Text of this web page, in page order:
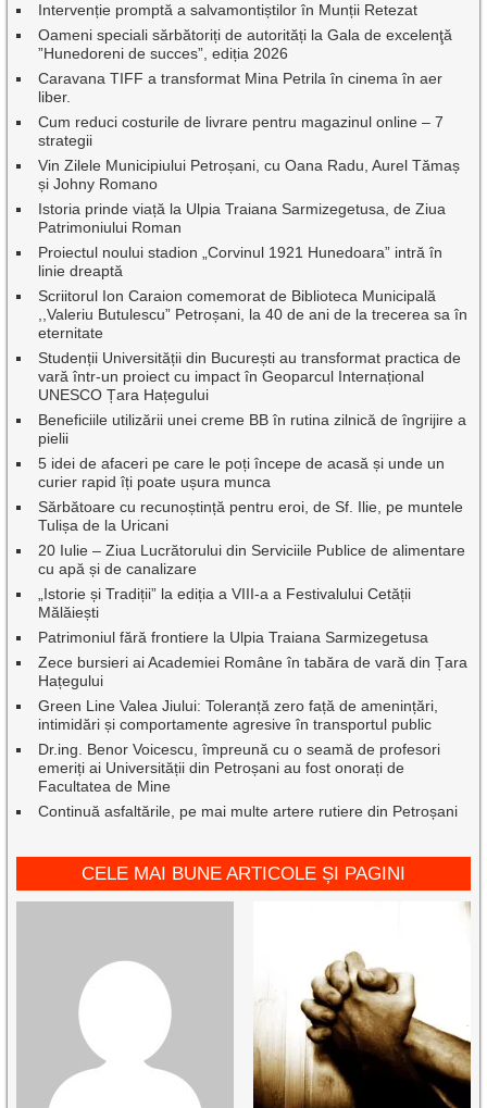
Intervenție promptă a salvamontiștilor în Munții Retezat
Oameni speciali sărbătoriți de autorități la Gala de excelenţă
”Hunedoreni de succes”, ediția 2026
Caravana TIFF a transformat Mina Petrila în cinema în aer
liber.
Cum reduci costurile de livrare pentru magazinul online – 7
strategii
Vin Zilele Municipiului Petroșani, cu Oana Radu, Aurel Tămaș
și Johny Romano
Istoria prinde viață la Ulpia Traiana Sarmizegetusa, de Ziua
Patrimoniului Roman
Proiectul noului stadion „Corvinul 1921 Hunedoara” intră în
linie dreaptă
Scriitorul Ion Caraion comemorat de Biblioteca Municipală
,,Valeriu Butulescu” Petroșani, la 40 de ani de la trecerea sa în
eternitate
Studenții Universității din București au transformat practica de
vară într-un proiect cu impact în Geoparcul Internațional
UNESCO Țara Hațegului
Beneficiile utilizării unei creme BB în rutina zilnică de îngrijire a
pielii
5 idei de afaceri pe care le poți începe de acasă și unde un
curier rapid îți poate ușura munca
Sărbătoare cu recunoștință pentru eroi, de Sf. Ilie, pe muntele
Tulișa de la Uricani
20 Iulie – Ziua Lucrătorului din Serviciile Publice de alimentare
cu apă și de canalizare
„Istorie și Tradiții” la ediția a VIII-a a Festivalului Cetății
Mălăiești
Patrimoniul fără frontiere la Ulpia Traiana Sarmizegetusa
Zece bursieri ai Academiei Române în tabăra de vară din Țara
Hațegului
Green Line Valea Jiului: Toleranță zero față de amenințări,
intimidări și comportamente agresive în transportul public
Dr.ing. Benor Voicescu, împreună cu o seamă de profesori
emeriți ai Universității din Petroșani au fost onorați de
Facultatea de Mine
Continuă asfaltările, pe mai multe artere rutiere din Petroșani
CELE MAI BUNE ARTICOLE ȘI PAGINI